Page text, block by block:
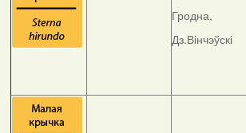
Гродна,
Дз.Вінчэўскі